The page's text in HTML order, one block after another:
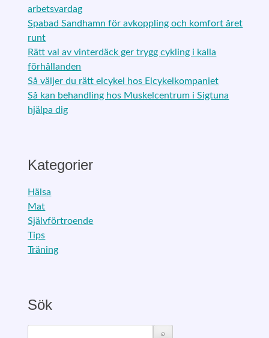
arbetsvardag
Spabad Sandhamn för avkoppling och komfort året
runt
Rätt val av vinterdäck ger trygg cykling i kalla
förhållanden
Så väljer du rätt elcykel hos Elcykelkompaniet
Så kan behandling hos Muskelcentrum i Sigtuna
hjälpa dig
Kategorier
Hälsa
Mat
Självförtroende
Tips
Träning
Sök